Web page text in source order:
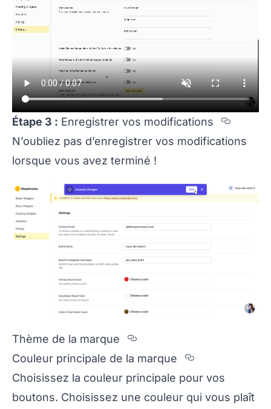
Étape 3 : Enregistrer vos modifications
N’oubliez pas d’enregistrer vos modifications
lorsque vous avez terminé !
Thème de la marque
Section titled
Couleur principale de la marque
Section titled
Choisissez la couleur principale pour vos
boutons. Choisissez une couleur qui vous plaît